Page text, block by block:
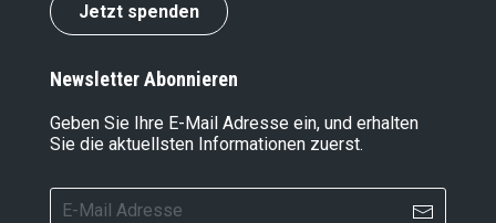
Jetzt spenden
Newsletter Abonnieren
Geben Sie Ihre E-Mail Adresse ein, und erhalten
Sie die aktuellsten Informationen zuerst.